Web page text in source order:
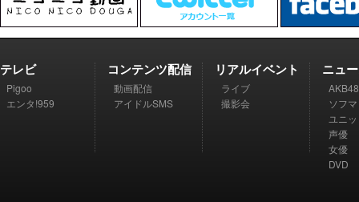
テレビ
Pigoo
エンタ!959
コンテンツ配信
動画配信
アイドルSMS
リアルイベント
ライブ
撮影会
ニュ
AKB48
ソフ
ユニ
声優
女優
DVD